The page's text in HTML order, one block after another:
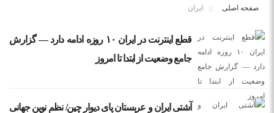
صفحه اصلی ایران
قطع اینترنت در ایران ۱۰ روزه ادامه دارد — گزارش
جامع وضعیت از ابتدا تا امروز
آشتی ایران و عربستان پای دیوار چین/ نظم نوین جهانی